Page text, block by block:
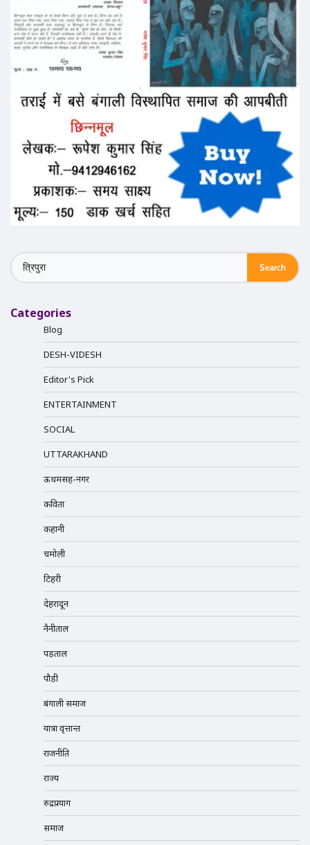
Search
for:
Categories
Blog
DESH-VIDESH
Editor's Pick
ENTERTAINMENT
SOCIAL
UTTARAKHAND
ऊधमसिंह-नगर
कविता
कहानी
चमोली
टिहरी
देहरादून
नैनीताल
पड़ताल
पौड़ी
बंगाली समाज
यात्रा वृत्तान्त
राजनीति
राज्य
रुद्रप्रयाग
समाज